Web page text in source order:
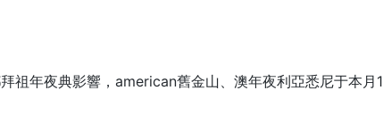
祖年夜典影響，american舊金山、澳年夜利亞悉尼于本